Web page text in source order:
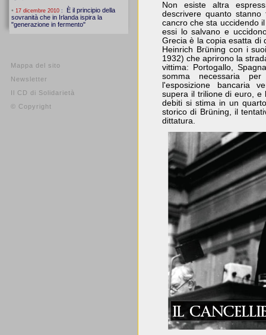
Mappa del sito
Newsletter
Il CD di Solidarietà
© Copyright
Non esiste altra
descrivere quanto
cancro che sta uccidendo
essi lo salvano e
Grecia è la copia esatta di
Heinrich Brüning con i
1932) che aprirono la
vittima: Portogallo,
somma necessaria
l'esposizione bancaria
supera il trilione di euro, e
debiti si stima in un
storico di Brüning, il
dittatura.